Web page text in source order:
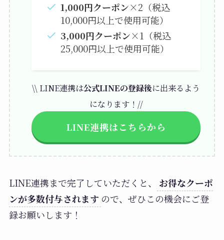
1,000円クーポン×2（税込
10,000円以上で使用可能）
3,000円クーポン×1（税込
25,000円以上で使用可能）
\\ LINE連携は公式LINEの登録後に出来るよう
になります！//
LINE連携はこちらから
LINE連携まで完了していただくと、
お得なクーポ
ンが多数付与されます ので、ぜひこの機会にご登
録お願いします！